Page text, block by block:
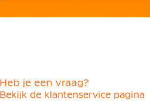
Heb je een vraag?
Bekijk de klantenservice pagina